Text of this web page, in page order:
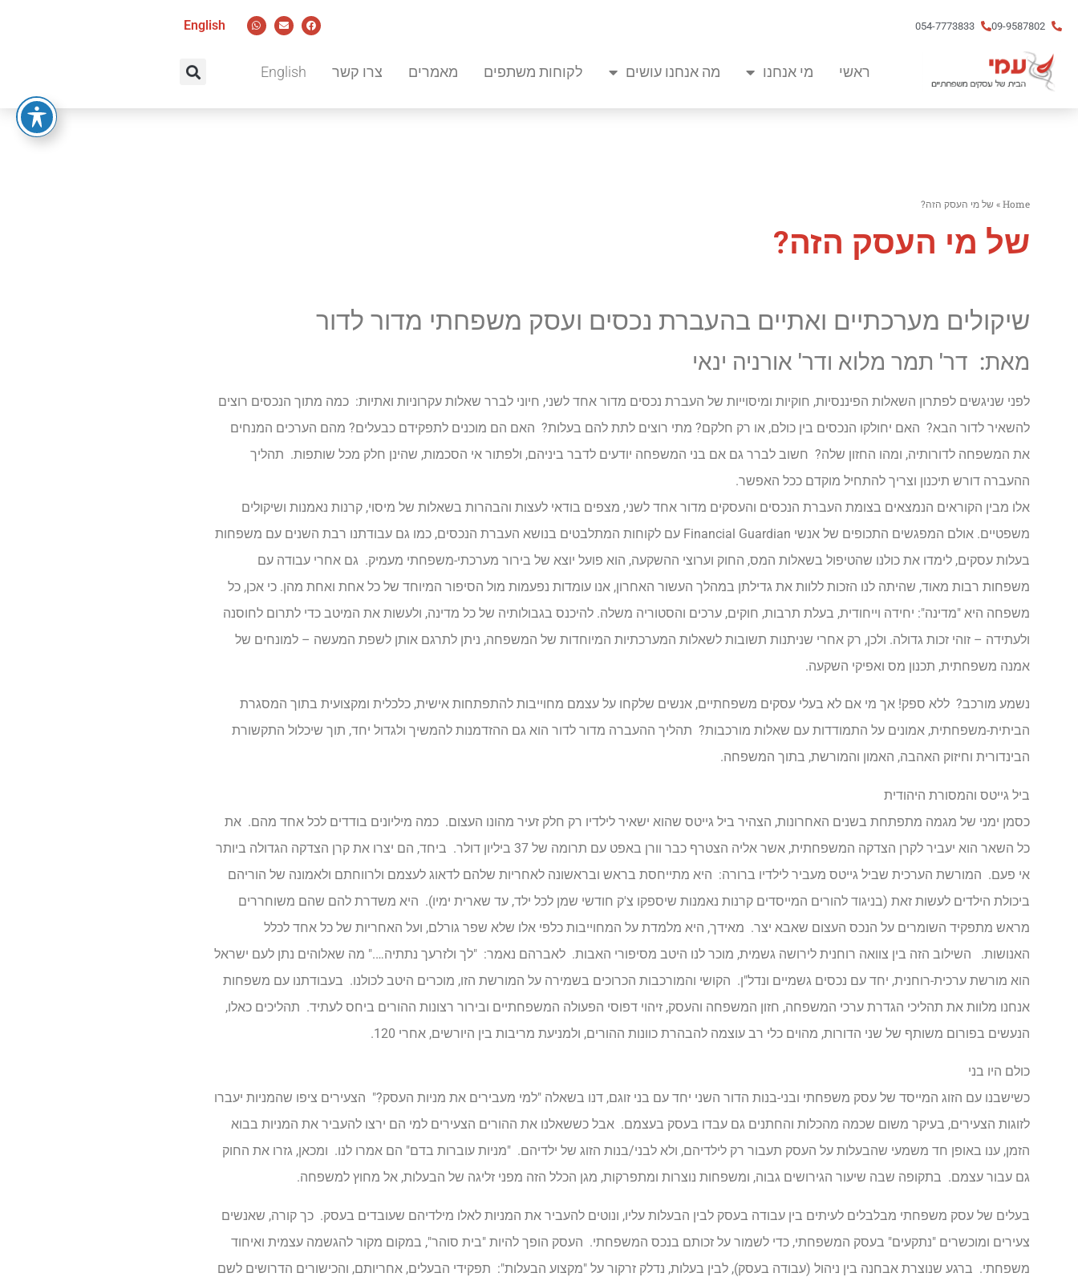
09-9587802
054-7773833
English
ראשי מי אנחנו מה אנחנו עושים לקוחות משתפים מאמרים צרו קשר English
Home
»של מי העסק הזה?
של מי העסק הזה?
שיקולים מערכתיים ואתיים בהעברת נכסים ועסק משפחתי מדור לדור
מאת: דר' תמר מלוא ודר' אורניה ינאי
לפני שניגשים לפתרון השאלות הפיננסיות, חוקיות ומיסוייות של העברת נכסים מדור אחד לשני, חיוני לברר שאלות עקרוניות ואתיות: כמה מתוך הנכסים רוצים
להשאיר לדור הבא? האם יחולקו הנכסים בין כולם, או רק חלקם? מתי רוצים לתת להם בעלות? האם הם מוכנים לתפקידם כבעלים? מהם הערכים המנחים
את המשפחה לדורותיה, ומהו החזון שלה? חשוב לברר גם אם בני המשפחה יודעים לדבר ביניהם, ולפתור אי הסכמות, שהינן חלק מכל שותפות. תהליך
ההעברה דורש תיכנון וצריך להתחיל מוקדם ככל האפשר.
אלו מבין הקוראים הנמצאים בצומת העברת הנכסים והעסקים מדור אחד לשני, מצפים בודאי לעצות והבהרות בשאלות של מיסוי, קרנות נאמנות ושיקולים
משפטיים. אולם המפגשים התכופים של אנשי Financial Guardian עם לקוחות המתלבטים בנושא העברת הנכסים, כמו גם עבודתנו רבת השנים עם משפחות
בעלות עסקים, לימדו את כולנו שהטיפול בשאלות המס, החוק וערוצי ההשקעה, הוא פועל יוצא של בירור מערכתי-משפחתי מעמיק. גם אחרי עבודה עם
משפחות רבות מאוד, שהיתה לנו הזכות ללוות את גדילתן במהלך העשור האחרון, אנו עומדות נפעמות מול הסיפור המיוחד של כל אחת ואחת מהן. כי אכן, כל
משפחה היא "מדינה": יחידה וייחודית, בעלת תרבות, חוקים, ערכים והסטוריה משלה. להיכנס בגבולותיה של כל מדינה, ולעשות את המיטב כדי לתרום לחוסנה
ולעתידה – זוהי זכות גדולה. ולכן, רק אחרי שניתנות תשובות לשאלות המערכתיות המיוחדות של המשפחה, ניתן לתרגם אותן לשפת המעשה – למונחים של
אמנה משפחתית, תכנון מס ואפיקי השקעה.
נשמע מורכב? ללא ספק! אך מי אם לא בעלי עסקים משפחתיים, אנשים שלקחו על עצמם מחוייבות להתפתחות אישית, כלכלית ומקצועית בתוך המסגרת
הביתית-משפחתית, אמונים על התמודדות עם שאלות מורכבות? תהליך ההעברה מדור לדור הוא גם ההזדמנות להמשיך ולגדול יחד, תוך שיכלול התקשורת
הבינדורית וחיזוק האהבה, האמון והמורשת, בתוך המשפחה.
ביל גייטס והמסורת היהודית
כסמן ימני של מגמה מתפתחת בשנים האחרונות, הצהיר ביל גייטס שהוא ישאיר לילדיו רק חלק זעיר מהונו העצום. כמה מיליונים בודדים לכל אחד מהם. את
כל השאר הוא יעביר לקרן הצדקה המשפחתית, אשר אליה הצטרף כבר וורן באפט עם תרומה של 37 ביליון דולר. ביחד, הם יצרו את קרן הצדקה הגדולה ביותר
אי פעם. המורשת הערכית שביל גייטס מעביר לילדיו ברורה: היא מתייחסת בראש ובראשונה לאחריות שלהם לדאוג לעצמם ולרווחתם ולאמונה של הוריהם
ביכולת הילדים לעשות זאת (בניגוד להורים המייסדים קרנות נאמנות שיספקו צ'ק חודשי שמן לכל ילד, עד שארית ימיו). היא משדרת להם שהם משוחררים
מראש מתפקיד השומרים על הנכס העצום שאבא יצר. מאידך, היא מלמדת על המחוייבות כלפי אלו שלא שפר גורלם, ועל האחריות של כל אחד לכלל
האנושות. השילוב הזה בין צוואה רוחנית לירושה גשמית, מוכר לנו היטב מסיפורי האבות. לאברהם נאמר: "לך ולזרעך נתתיה…." מה שאלוהים נתן לעם ישראל
הוא מורשת ערכית-רוחנית, יחד עם נכסים גשמיים ונדל"ן. הקושי והמורכבות הכרוכים בשמירה על המורשת הזו, מוכרים היטב לכולנו. בעבודתנו עם משפחות
אנחנו מלוות את תהליכי הגדרת ערכי המשפחה, חזון המשפחה והעסק, זיהוי דפוסי הפעולה המשפחתיים ובירור רצונות ההורים ביחס לעתיד. תהליכים כאלו,
הנעשים בפורום משותף של שני הדורות, מהוים כלי רב עוצמה להבהרת כוונות ההורים, ולמניעת מריבות בין היורשים, אחרי 120.
כולם היו בני
כשישבנו עם הזוג המייסד של עסק משפחתי ובני-בנות הדור השני יחד עם בני זוגם, דנו בשאלה "למי מעבירים את מניות העסק?" הצעירים ציפו שהמניות יעברו
לזוגות הצעירים, בעיקר משום שכמה מהכלות והחתנים גם עבדו בעסק בעצמם. אבל כששאלנו את ההורים הצעירים למי הם ירצו להעביר את המניות בבוא
הזמן, ענו באופן חד משמעי שהבעלות על העסק תעבור רק לילדיהם, ולא לבני/בנות הזוג של ילדיהם. "מניות עוברות בדם" הם אמרו לנו. ומכאן, גזרו את החוק
גם עבור עצמם. בתקופה שבה שיעור הגירושים גבוה, ומשפחות נוצרות ומתפרקות, מגן הכלל הזה מפני זליגה של הבעלות, אל מחוץ למשפחה.
בעלים של עסק משפחתי מבלבלים לעיתים בין עבודה בעסק לבין הבעלות עליו, ונוטים להעביר את המניות לאלו מילדיהם שעובדים בעסק. כך קורה, שאנשים
צעירים ומוכשרים "נתקעים" בעסק המשפחתי, כדי לשמור על זכותם בנכס המשפחתי. העסק הופך להיות "בית סוהר", במקום מקור להגשמה עצמית ואיחוד
משפחתי. ברגע שנוצרת אבחנה בין ניהול (עבודה בעסק), לבין בעלות, נדלק זרקור על "מקצוע הבעלות": תפקידי הבעלים, אחריותם, והכישורים הדרושים לשם